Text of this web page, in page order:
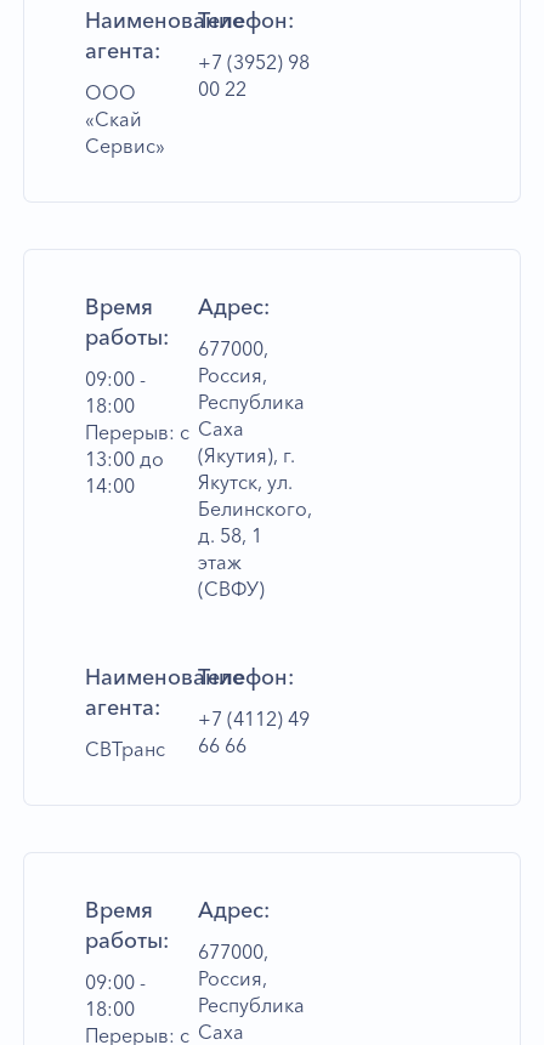
Наименование
агента:
ООО
«Скай
Сервис»
Телефон:
+7 (3952) 98
00 22
Время
работы:
09:00 -
18:00
Перерыв: с
13:00 до
14:00
Адрес:
677000,
Россия,
Республика
Саха
(Якутия), г.
Якутск, ул.
Белинского,
д. 58, 1
этаж
(СВФУ)
Наименование
агента:
СВТранс
Телефон:
+7 (4112) 49
66 66
Время
работы:
09:00 -
18:00
Перерыв: с
Адрес:
677000,
Россия,
Республика
Саха